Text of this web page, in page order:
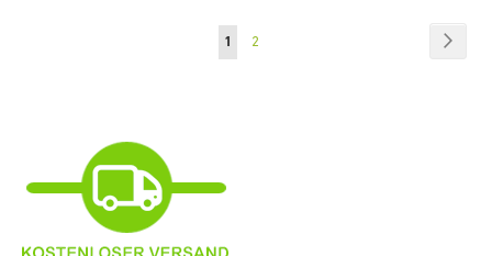
Seite
Sie
1 Seite
2